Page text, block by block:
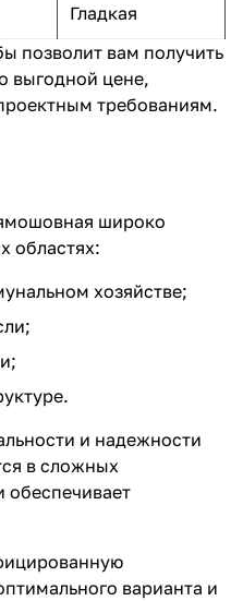
Гладкая
позволит вам получить
выгодной цене,
требованиям.
широко
областях:
хозяйстве;
и надежности
в сложных
обеспечивает
варианта и